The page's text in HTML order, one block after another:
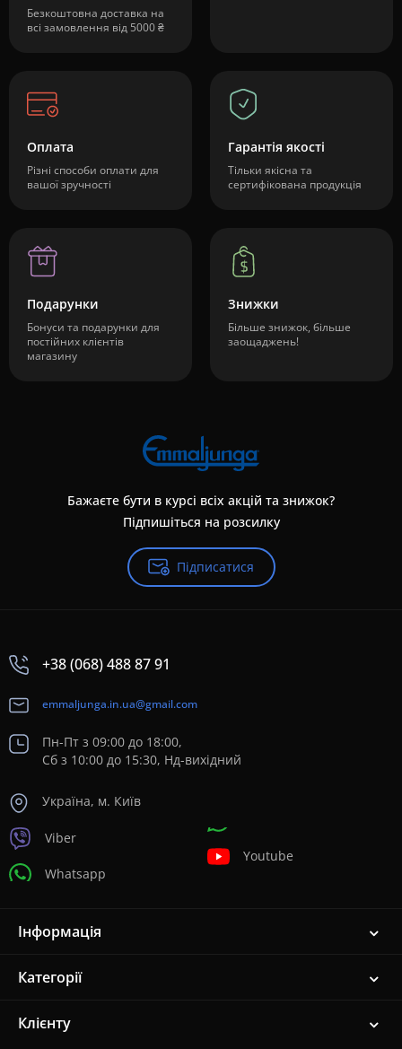
Безкоштовна доставка на
всі замовлення від 5000 ₴
Оплата
Різні способи оплати для
вашої зручності
Гарантія якості
Тільки якісна та
сертифікована продукція
Подарунки
Бонуси та подарунки для
постійних клієнтів
магазину
Знижки
Більше знижок, більше
заощаджень!
Бажаєте бути в курсі всіх акцій та знижок?
Підпишіться на розсилку
Підписатися
+38 (068) 488 87 91
emmaljunga.in.ua@gmail.com
Пн-Пт з 09:00 до 18:00,
Сб з 10:00 до 15:30, Нд-вихідний
Україна, м. Київ
Viber
Whatsapp
Youtube
Інформація
Категорії
Клієнту